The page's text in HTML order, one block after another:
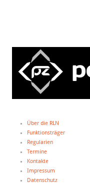
Über die RLN
Funktionsträger
Regularien
Termine
Kontakte
Impressum
Datenschutz